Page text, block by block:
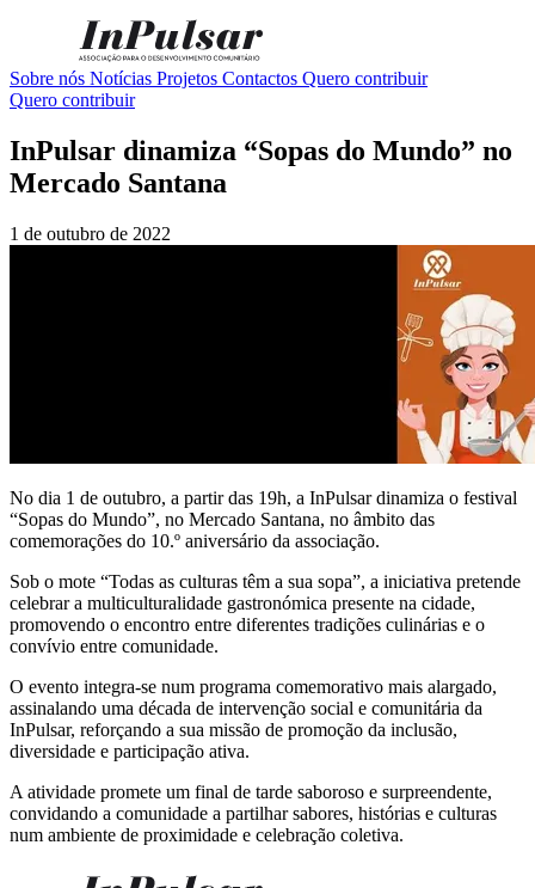
Sobre nós Notícias Projetos Contactos Quero contribuir
Quero contribuir
InPulsar dinamiza “Sopas do Mundo” no
Mercado Santana
1 de outubro de 2022
No dia 1 de outubro, a partir das 19h, a InPulsar dinamiza o festival
“Sopas do Mundo”, no Mercado Santana, no âmbito das
comemorações do 10.º aniversário da associação.
Sob o mote “Todas as culturas têm a sua sopa”, a iniciativa pretende
celebrar a multiculturalidade gastronómica presente na cidade,
promovendo o encontro entre diferentes tradições culinárias e o
convívio entre comunidade.
O evento integra-se num programa comemorativo mais alargado,
assinalando uma década de intervenção social e comunitária da
InPulsar, reforçando a sua missão de promoção da inclusão,
diversidade e participação ativa.
A atividade promete um final de tarde saboroso e surpreendente,
convidando a comunidade a partilhar sabores, histórias e culturas
num ambiente de proximidade e celebração coletiva.